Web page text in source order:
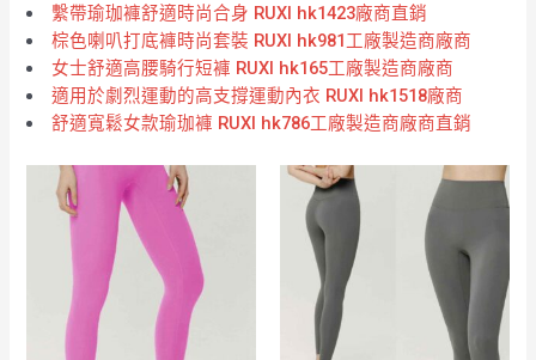
繫帶瑜珈褲舒適時尚合身 RUXI hk1423廠商直銷
棕色喇叭打底褲時尚套裝 RUXI hk981工廠製造商廠商
女士舒適高腰騎行短褲 RUXI hk165工廠製造商廠商
適用於劇烈運動的高支撐運動內衣 RUXI hk1518廠商
舒適寬鬆女款瑜珈褲 RUXI hk786工廠製造商廠商直銷